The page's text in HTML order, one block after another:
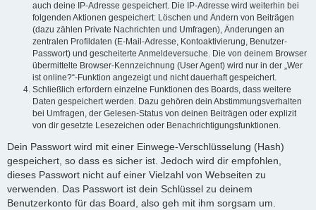
auch deine IP-Adresse gespeichert. Die IP-Adresse wird weiterhin bei
folgenden Aktionen gespeichert: Löschen und Ändern von Beiträgen
(dazu zählen Private Nachrichten und Umfragen), Änderungen an
zentralen Profildaten (E-Mail-Adresse, Kontoaktivierung, Benutzer-
Passwort) und gescheiterte Anmeldeversuche. Die von deinem Browser
übermittelte Browser-Kennzeichnung (User Agent) wird nur in der „Wer
ist online?“-Funktion angezeigt und nicht dauerhaft gespeichert.
Schließlich erfordern einzelne Funktionen des Boards, dass weitere
Daten gespeichert werden. Dazu gehören dein Abstimmungsverhalten
bei Umfragen, der Gelesen-Status von deinen Beiträgen oder explizit
von dir gesetzte Lesezeichen oder Benachrichtigungsfunktionen.
Dein Passwort wird mit einer Einwege-Verschlüsselung (Hash)
gespeichert, so dass es sicher ist. Jedoch wird dir empfohlen,
dieses Passwort nicht auf einer Vielzahl von Webseiten zu
verwenden. Das Passwort ist dein Schlüssel zu deinem
Benutzerkonto für das Board, also geh mit ihm sorgsam um.